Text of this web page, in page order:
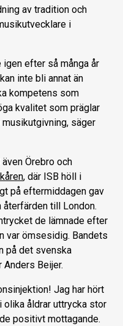
av tradition och
i
efter så många år
inte bli annat än
kompetens som
kvalitet som präglar
säger
Örebro och
, där ISB höll i
på eftermiddagen gav
till London.
de lämnade efter
var ömsesidig. Bandets
på det svenska
Anders Beijer.
Jag har hört
olika åldrar uttrycka stor
positivt mottagande.